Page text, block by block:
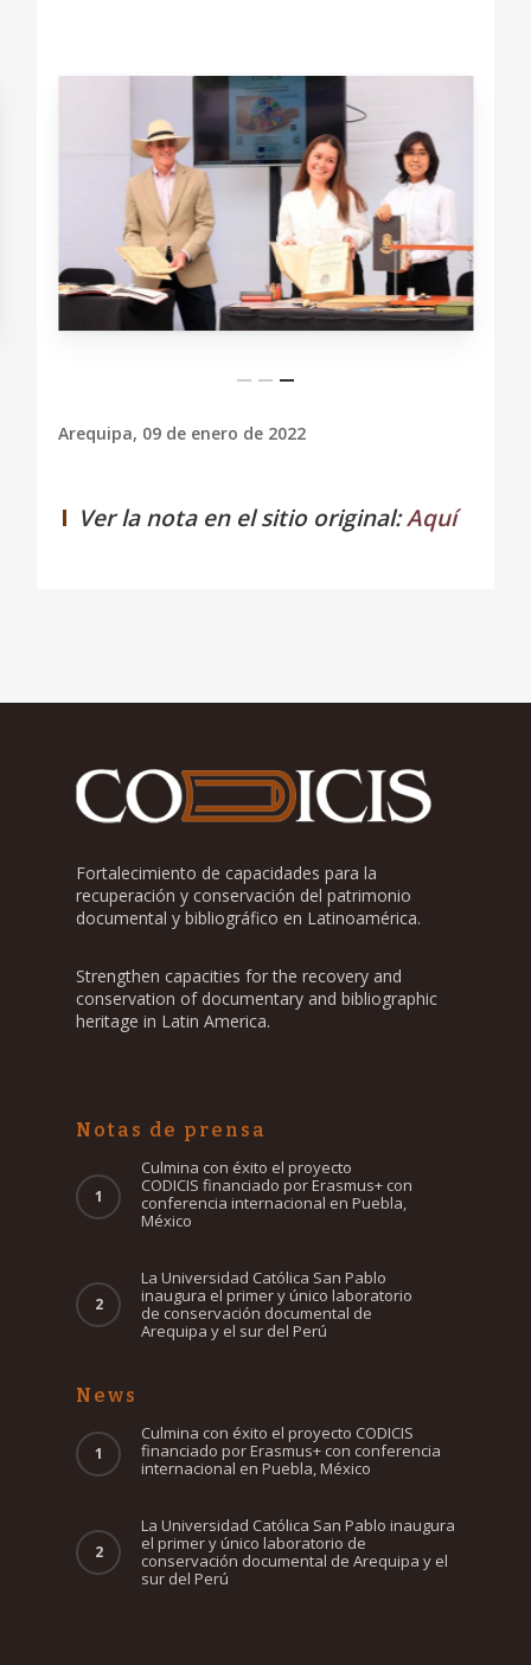
Arequipa, 09 de enero de 2022
Ver la nota en el sitio original:Aquí
Fortalecimiento de capacidades para la
recuperación y conservación del patrimonio
documental y bibliográfico en Latinoamérica.
Strengthen capacities for the recovery and
conservation of documentary and bibliographic
heritage in Latin America.
Notas de prensa
Culmina con éxito el proyecto
CODICIS financiado por Erasmus+ con
conferencia internacional en Puebla,
México
La Universidad Católica San Pablo
inaugura el primer y único laboratorio
de conservación documental de
Arequipa y el sur del Perú
News
Culmina con éxito el proyecto CODICIS
financiado por Erasmus+ con conferencia
internacional en Puebla, México
La Universidad Católica San Pablo inaugura
el primer y único laboratorio de
conservación documental de Arequipa y el
sur del Perú